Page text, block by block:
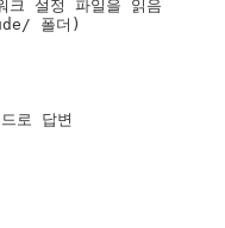
설정 파일을 읽음
폴더)
로 답변